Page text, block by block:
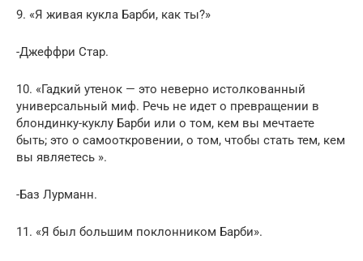
9. «Я живая кукла Барби, как ты?»
-Джеффри Стар.
10. «Гадкий утенок — это неверно истолкованный
универсальный миф. Речь не идет о превращении в
блондинку-куклу Барби или о том, кем вы мечтаете
быть; это о самооткровении, о том, чтобы стать тем, кем
вы являетесь ».
-Баз Лурманн.
11. «Я был большим поклонником Барби».